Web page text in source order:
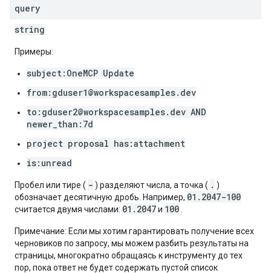
query
string
Примеры:
subject:OneMCP Update
from:gduser1@workspacesamples.dev
to:gduser2@workspacesamples.dev AND
newer_than:7d
project proposal has:attachment
is:unread
Пробел или тире ( - ) разделяют числа, а точка ( . )
обозначает десятичную дробь. Например, 01.2047-100
считается двумя числами: 01.2047и 100
Примечание: Если мы хотим гарантировать получение всех
черновиков по запросу, мы можем разбить результаты на
страницы, многократно обращаясь к инструменту до тех
пор, пока ответ не будет содержать пустой список